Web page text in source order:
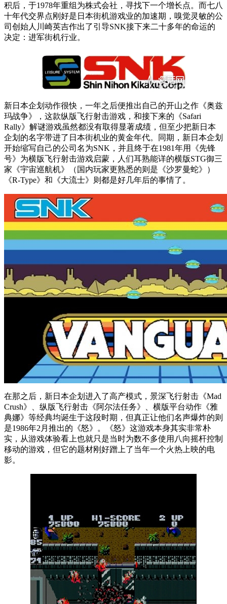
积后，于1978年重组为株式会社，寻找下一个增长点。而七八
十年代交界点刚好是日本街机游戏业的加速期，嗅觉灵敏的公
司创始人川崎英吉作出了引导SNK接下来二十多年的命运的
决定：进军街机行业。
新日本企划动作很快，一年之后便推出自己的开山之作《奥兹
玛战争》，这款纵版飞行射击游戏，和接下来的《Safari
Rally》解谜游戏虽然都没有取得显著成绩，但至少把新日本
企划的名字带进了日本街机业的黄金年代。同期，新日本企划
开始缩写自己的公司名为SNK，并且终于在1981年用《先锋
号》为横版飞行射击游戏启蒙，人们耳熟能详的横版STG御三
家《宇宙巡航机》（国内玩家更熟悉的则是《沙罗曼蛇》）
《R-Type》和《大流士》则都是好几年后的事情了。
在那之后，新日本企划进入了高产模式，景深飞行射击《Mad
Crush》、纵版飞行射击《阿尔法任务》、横版平台动作《雅
典娜》等经典均诞生于这段时期，但真正让他们名声爆炸的则
是1986年2月推出的《怒》。《怒》这游戏本身其实非常朴
实，从游戏体验看上也就只是当时为数不多使用八向摇杆控制
移动的游戏，但它的题材刚好蹭上了当年一个火热上映的电
影。